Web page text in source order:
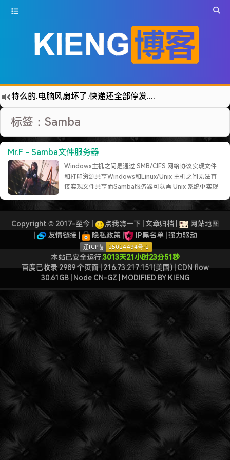
特么的.电脑风扇坏了.快递还全部停发.太难了...求求了.疫情赶紧走吧.
更新到WordPress5.6啦
有点伤心了,今年净遇到王某海这种人.
难啊难...
七牛的JS SDK 的文档真坑啊.
蓝奏云分享部分地区无法访问需手动修改www.lanzous.com变为:www.lanzoux.com
遇见一个沙雕汽车人.
2022-09-04被罚款200元记6分.
标签：Samba
Mr.F - Samba文件服务器
Windows主机之间是通过 SMB/CIFS 网络协议实现文件
和打印资源共享Windows和Linux/Unix 主机之间无法直
接实现文件共享而Samba服务器可以再 Unix 系统中实现
Windows和Linux之间的资源共享安装准备查看我们的
Copyright © 2017-至今 | 点我嗨一下| 文章归档|
网站地图
友情链接 隐私政策| IP黑名单 强力驱动
本站已安全运行:3013天21小时23分51秒
百度已收录 2989 个页面 | 216.73.217.151(美国) | CDN flow
30.61GB | Node CN-GZ | MODIFIED BY KIENG